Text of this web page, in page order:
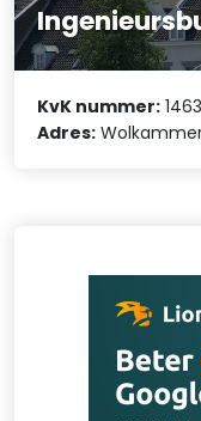
KvK nummer:
Adres: